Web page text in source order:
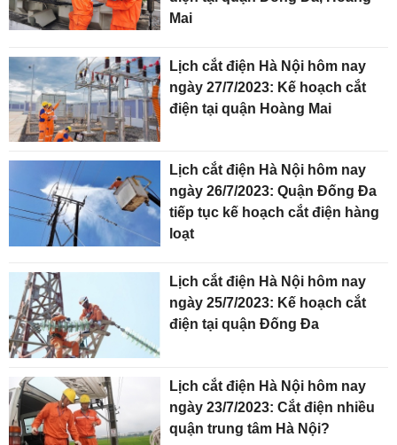
Mai
Lịch cắt điện Hà Nội hôm nay
ngày 27/7/2023: Kế hoạch cắt
điện tại quận Hoàng Mai
Lịch cắt điện Hà Nội hôm nay
ngày 26/7/2023: Quận Đống Đa
tiếp tục kế hoạch cắt điện hàng
loạt
Lịch cắt điện Hà Nội hôm nay
ngày 25/7/2023: Kế hoạch cắt
điện tại quận Đống Đa
Lịch cắt điện Hà Nội hôm nay
ngày 23/7/2023: Cắt điện nhiều
quận trung tâm Hà Nội?